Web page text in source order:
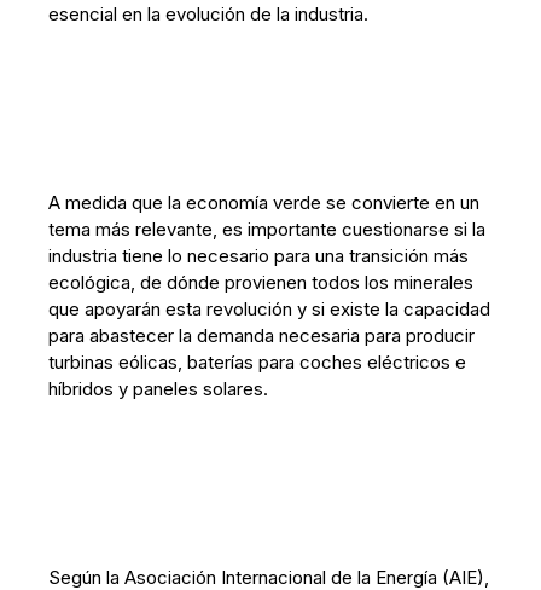
esencial en la evolución de la industria.
A medida que la economía verde se convierte en un
tema más relevante, es importante cuestionarse si la
industria tiene lo necesario para una transición más
ecológica, de dónde provienen todos los minerales
que apoyarán esta revolución y si existe la capacidad
para abastecer la demanda necesaria para producir
turbinas eólicas, baterías para coches eléctricos e
híbridos y paneles solares.
Según la Asociación Internacional de la Energía (AIE),